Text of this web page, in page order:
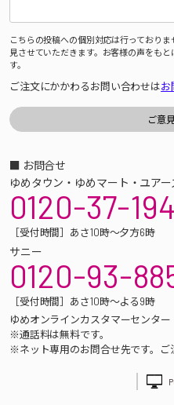
こちらの投稿への個別対応は行っており
見させていただきます。お客様の声をも
す。
ご注文にかかわるお問い合わせはお
■ お問合せ
ゆめタウン・ゆめマート・ユアー
0120-37-
［受付時間］あさ10時～夕方6時
サニー
0120-93-
［受付時間］あさ10時～よる9時
ゆめオンラインカスタマーセンター
※通話料は無料です。
※ネット専用のお問合せ先です。ご